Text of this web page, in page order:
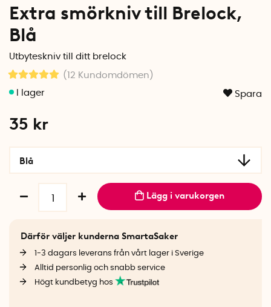
Extra smörkniv till Brelock,
Blå
Utbyteskniv till ditt brelock
(12 Kundomdömen )
Spara
35 kr
Blå
Lägg i varukorgen
Därför väljer kunderna SmartaSaker
1-3 dagars leverans från vårt lager i Sverige
Alltid personlig och snabb service
Högt kundbetyg hos